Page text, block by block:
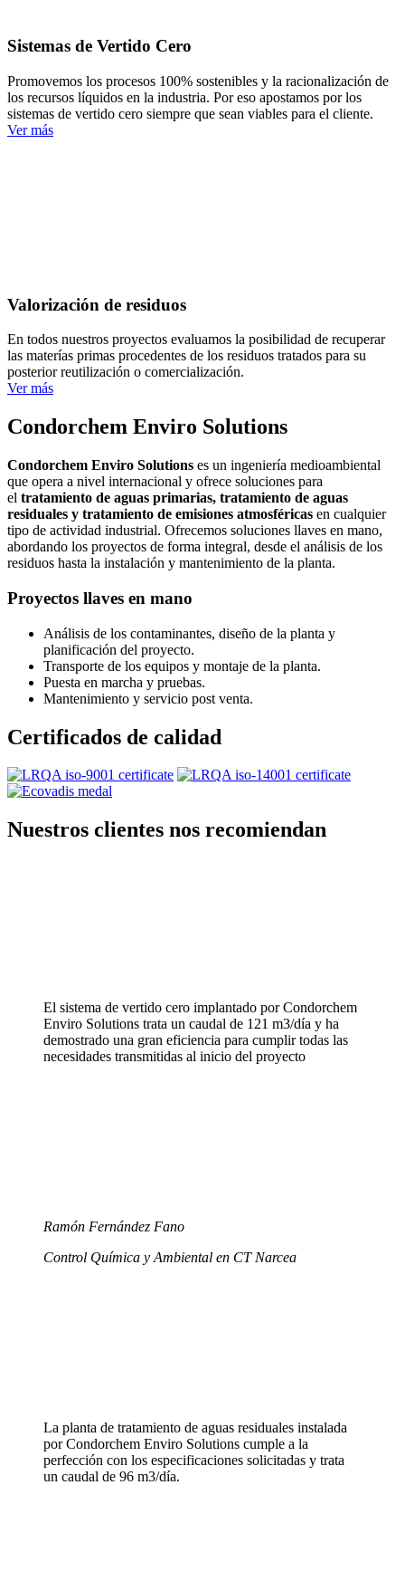
Sistemas de Vertido Cero
Promovemos los procesos 100% sostenibles y la racionalización de
los recursos líquidos en la industria. Por eso apostamos por los
sistemas de vertido cero siempre que sean viables para el cliente.
Ver más
Valorización de residuos
En todos nuestros proyectos evaluamos la posibilidad de recuperar
las materías primas procedentes de los residuos tratados para su
posterior reutilización o comercialización.
Ver más
Condorchem Enviro Solutions
Condorchem Enviro Solutions es un ingeniería medioambiental
que opera a nivel internacional y ofrece soluciones para
el tratamiento de aguas primarias, tratamiento de aguas
residuales y tratamiento de emisiones atmosféricas en cualquier
tipo de actividad industrial. Ofrecemos soluciones llaves en mano,
abordando los proyectos de forma integral, desde el análisis de los
residuos hasta la instalación y mantenimiento de la planta.
Proyectos llaves en mano
Análisis de los contaminantes, diseño de la planta y
planificación del proyecto.
Transporte de los equipos y montaje de la planta.
Puesta en marcha y pruebas.
Mantenimiento y servicio post venta.
Certificados de calidad
Nuestros clientes nos recomiendan
El sistema de vertido cero implantado por Condorchem
Enviro Solutions trata un caudal de 121 m3/día y ha
demostrado una gran eficiencia para cumplir todas las
necesidades transmitidas al inicio del proyecto
Ramón Fernández Fano
Control Química y Ambiental en CT Narcea
La planta de tratamiento de aguas residuales instalada
por Condorchem Enviro Solutions cumple a la
perfección con los especificaciones solicitadas y trata
un caudal de 96 m3/día.